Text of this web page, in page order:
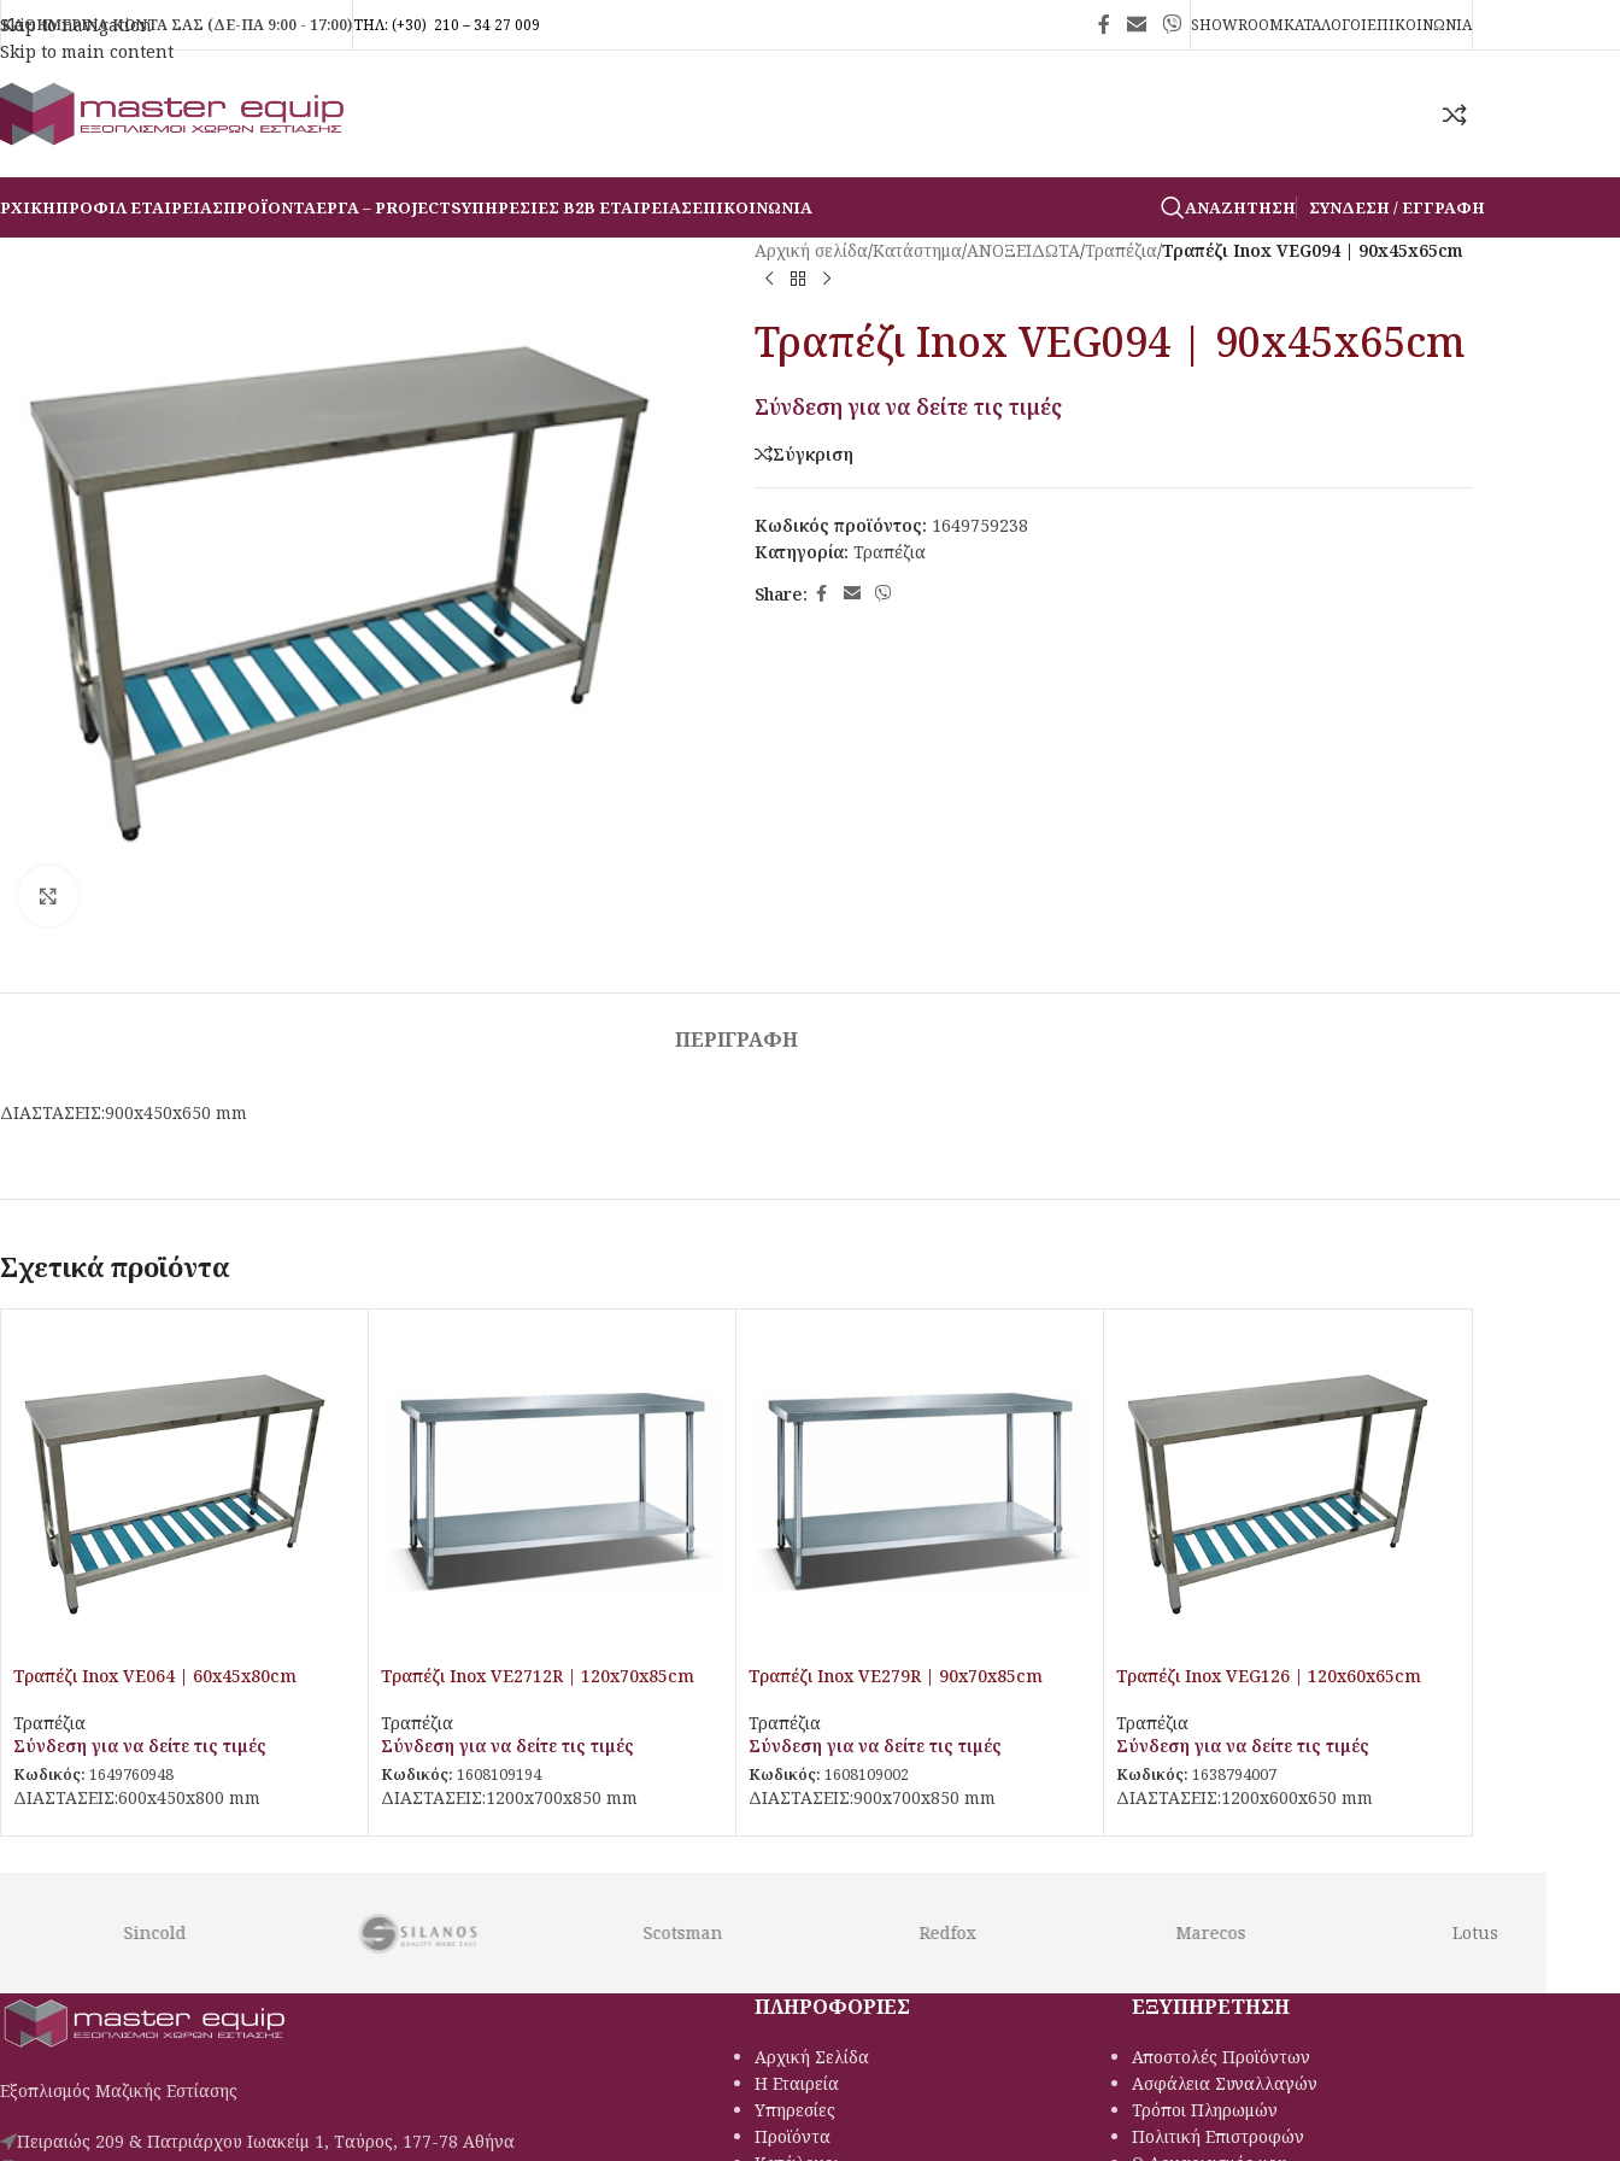
Skip to navigation
Skip to main content
ΚΑΘΗΜΕΡΙΝΑ ΚΟΝΤΑ ΣΑΣ (ΔΕ-ΠΑ 9:00 - 17:00)ΤΗΛ: (+30) 210 – 34 27 009 SHOWROOMΚΑΤΑΛΟΓΟΙΕΠΙΚΟΙΝΩΝΙΑ
ΠΡΟΦΙΛ ΕΤΑΙΡΕΙΑΣΠΡΟΪΟΝΤΑΕΡΓΑ – PROJECTSΥΠΗΡΕΣΙΕΣ B2B ΕΤΑΙΡΕΙΑΣΕΠΙΚΟΙΝΩΝΙΑ ΑΝΑΖΉΤΗΣΗ ΣΎΝΔΕΣΗ / ΕΓΓΡΑΦΉ
Αρχική σελίδα/Κατάστημα/ΑΝΟΞΕΙΔΩΤΑ/Τραπέζια/Τραπέζι Inox VEG094 | 90x45x65cm
Τραπέζι Inox VEG094 | 90x45x65cm
Σύνδεση για να δείτε τις τιμές
Σύγκριση
Κωδικός προϊόντος: 1649759238
Κατηγορία: Τραπέζια
Share:
ΠΕΡΙΓΡΑΦΉ
ΔΙΑΣΤΑΣΕΙΣ:900x450x650 mm
Σχετικά προϊόντα
Τραπέζι Inox VE064 | 60x45x80cm
Τραπέζια
Σύνδεση για να δείτε τις τιμές
Κωδικός: 1649760948
ΔΙΑΣΤΑΣΕΙΣ:600x450x800 mm
Τραπέζι Inox VE2712R | 120x70x85cm
Τραπέζια
Σύνδεση για να δείτε τις τιμές
Κωδικός: 1608109194
ΔΙΑΣΤΑΣΕΙΣ:1200x700x850 mm
Τραπέζι Inox VE279R | 90x70x85cm
Τραπέζια
Σύνδεση για να δείτε τις τιμές
Κωδικός: 1608109002
ΔΙΑΣΤΑΣΕΙΣ:900x700x850 mm
Τραπέζι Inox VEG126 | 120x60x65cm
Τραπέζια
Σύνδεση για να δείτε τις τιμές
Κωδικός: 1638794007
ΔΙΑΣΤΑΣΕΙΣ:1200x600x650 mm
Scotsman
Εξοπλισμός Μαζικής Εστίασης
Πειραιώς 209 & Πατριάρχου Ιωακείμ 1, Ταύρος, 177-78 Αθήνα
ΠΛΗΡΟΦΟΡΙΕΣ
Αρχική Σελίδα
Η Εταιρεία
Υπηρεσίες
Προϊόντα
ΕΞΥΠΗΡΕΤΗΣΗ
Αποστολές Προϊόντων
Ασφάλεια Συναλλαγών
Τρόποι Πληρωμών
Πολιτική Eπιστροφών